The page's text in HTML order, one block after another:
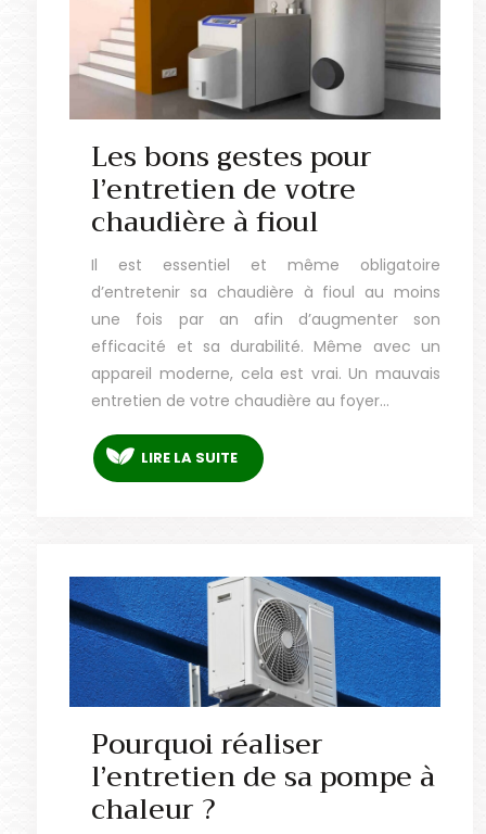
Les bons gestes pour
l’entretien de votre
chaudière à fioul
Il est essentiel et même obligatoire
d’entretenir sa chaudière à fioul au moins
une fois par an afin d’augmenter son
efficacité et sa durabilité. Même avec un
appareil moderne, cela est vrai. Un mauvais
entretien de votre chaudière au foyer…
LIRE LA SUITE
Pourquoi réaliser
l’entretien de sa pompe à
chaleur ?